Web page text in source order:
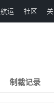
航运 社区
制裁记录